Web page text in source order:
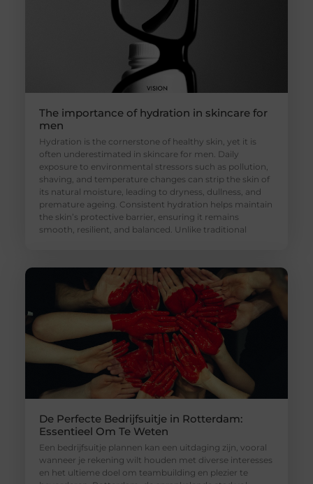
The importance of hydration in skincare for
men
Hydration is the cornerstone of healthy skin, yet it is
often underestimated in skincare for men. Daily
exposure to environmental stressors such as pollution,
shaving, and temperature changes can strip the skin of
its natural moisture, leading to dryness, dullness, and
premature ageing. Consistent hydration helps maintain
the skin’s protective barrier, ensuring it remains
smooth, resilient, and balanced. Unlike traditional
De Perfecte Bedrijfsuitje in Rotterdam:
Essentieel Om Te Weten
Een bedrijfsuitje plannen kan een uitdaging zijn, vooral
wanneer je rekening wilt houden met diverse interesses
en het ultieme doel om teambuilding en plezier te